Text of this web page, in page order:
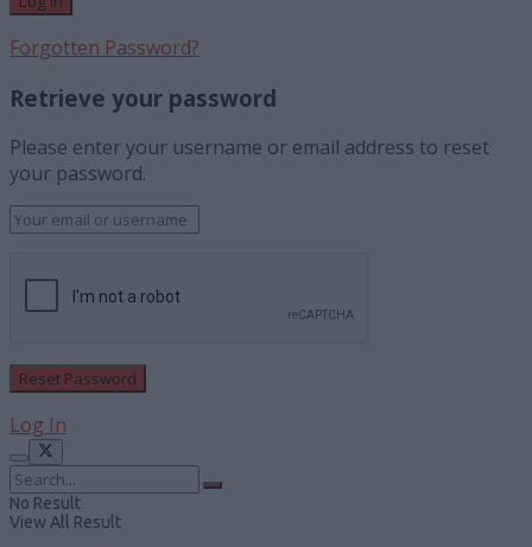
Forgotten Password?
Retrieve your password
Please enter your username or email address to reset
your password.
Log In
No Result
View All Result